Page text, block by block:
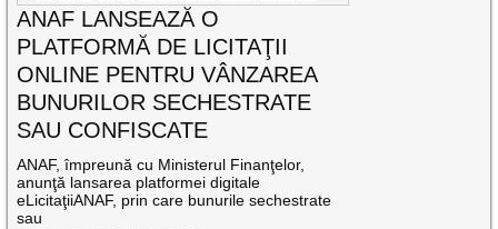
ANAF LANSEAZĂ O
PLATFORMĂ DE LICITAŢII
ONLINE PENTRU VÂNZAREA
BUNURILOR SECHESTRATE
SAU CONFISCATE
ANAF, împreună cu Ministerul Finanţelor,
anunţă lansarea platformei digitale
eLicitaţiiANAF, prin care bunurile sechestrate
sau